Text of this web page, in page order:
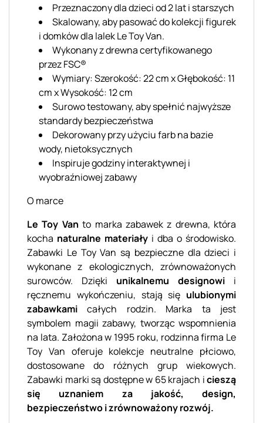
Przeznaczony dla dzieci od 2 lat i starszych
Skalowany, aby pasować do kolekcji figurek
i domków dla lalek Le Toy Van.
Wykonany z drewna certyfikowanego
przez FSC®
Wymiary: Szerokość: 22 cm x Głębokość: 11
cm x Wysokość: 12 cm
Surowo testowany, aby spełnić najwyższe
standardy bezpieczeństwa
Dekorowany przy użyciu farb na bazie
wody, nietoksycznych
Inspiruje godziny interaktywnej i
wyobraźniowej zabawy
O marce
Le Toy Van to marka zabawek z drewna, która
kocha naturalne materiały i dba o środowisko.
Zabawki Le Toy Van są bezpieczne dla dzieci i
wykonane z ekologicznych, zrównoważonych
surowców. Dzięki unikalnemu designowi i
ręcznemu wykończeniu, stają się ulubionymi
zabawkami całych rodzin. Marka ta jest
symbolem magii zabawy, tworząc wspomnienia
na lata. Założona w 1995 roku, rodzinna firma Le
Toy Van oferuje kolekcje neutralne płciowo,
dostosowane do różnych grup wiekowych.
Zabawki marki są dostępne w 65 krajach icieszą
się uznaniem za jakość, design,
bezpieczeństwo i zrównoważony rozwój.